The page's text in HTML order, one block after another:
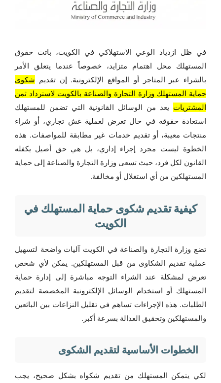
في ظل ازدياد الوعي الاستهلاكي في الكويت، باتت حقوق
المستهلك محل اهتمام متزايد، خصوصاً عندما يتعلق الأمر
بالشراء عبر المتاجر أو المواقع الإلكترونية. إن تقديم شكوى
حماية المستهلك وزارة التجارة والصناعة بالكويت لاسترداد ثمن
المشتريات يعد من الوسائل القانونية التي تضمن للمستهلك
استعادة حقوقه في حال تعرض لعملية غش تجاري، أو شراء
منتجات معيبة، أو تقديم خدمات غير مطابقة للمواصفات. هذه
الخطوة ليست مجرد إجراء إداري، بل هي حق أصيل يكفله
القانون لكل فرد، حيث تسعى وزارة التجارة والصناعة إلى حماية
المستهلكين من أي استغلال أو مخالفة.
كيفية تقديم شكوى حماية المستهلك في
الكويت
تضع وزارة التجارة والصناعة في الكويت آليات واضحة لتسهيل
عملية تقديم الشكاوى من قبل المستهلكين. يمكن لأي شخص
تعرض لمشكلة عند الشراء التوجه مباشرة إلى إدارة حماية
المستهلك أو استخدام الوسائل الإلكترونية المخصصة لتقديم
الطلبات. هذه الإجراءات تساهم في تقليل النزاعات بين البائعين
والمستهلكين وتحقيق العدالة بسرعة أكبر.
الخطوات الأساسية لتقديم الشكوى
لكي يتمكن المستهلك من تقديم شكواه بشكل صحيح، يجب